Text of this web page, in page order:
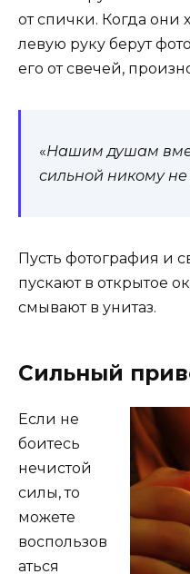
от спички. Когда они
левую руку берут
его от свечей,
«Нашим душам
сильной никому
Пусть фотография и
пускают в открытое
смывают в унитаз.
Сильный
Если не
боитесь
нечистой
силы, то
можете
воспользов
аться